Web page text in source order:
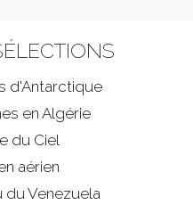
d'Antarctique
en Algérie
du Ciel
aérien
du Venezuela